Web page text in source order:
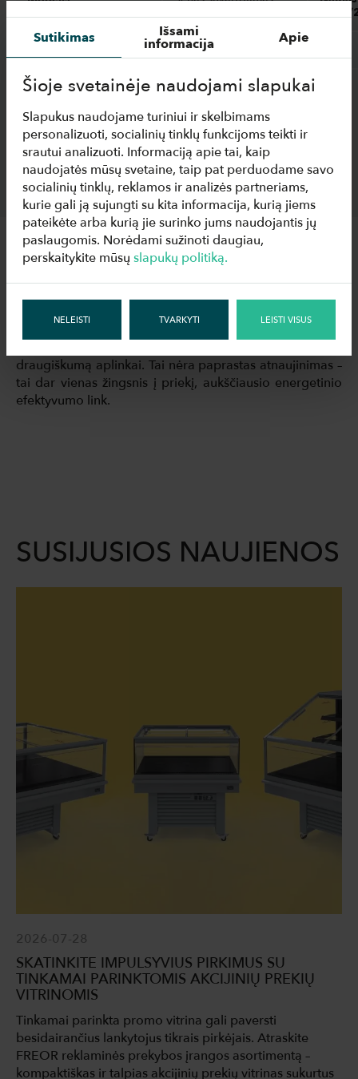
3.6
IDA QB COMPACT GD
2.2
IDA QBsavitarnos vitrina yra naujas standartas
komercinio šaldymo sektoriuje, kur energetinis
sprendime. Šis naujas, patobulintas IDA QB modelis
draugiškumą aplinkai. Tai nėra paprastas atnaujinimas –
tai dar vienas žingsnis į priekį, aukščiausio energetinio
efektyvumo link.
SUSIJUSIOS NAUJIENOS
2026-07-28
SKATINKITE IMPULSYVIUS PIRKIMUS SU
TINKAMAI PARINKTOMIS AKCIJINIŲ PREKIŲ
VITRINOMIS
Tinkamai parinkta promo vitrina gali paversti
besidairančius lankytojus tikrais pirkėjais. Atraskite
FREOR reklaminės prekybos įrangos asortimentą –
kompaktiškas ir talpias akcijinių prekių vitrinas sukurtus
Sutikimas Išsami
informacija Apie
Šioje svetainėje naudojami slapukai
Slapukus naudojame turiniui ir skelbimams
personalizuoti, socialinių tinklų funkcijoms teikti ir
srautui analizuoti. Informaciją apie tai, kaip
naudojatės mūsų svetaine, taip pat perduodame savo
socialinių tinklų, reklamos ir analizės partneriams,
kurie gali ją sujungti su kita informacija, kurią jiems
pateikėte arba kurią jie surinko jums naudojantis jų
paslaugomis. Norėdami sužinoti daugiau,
perskaitykite mūsų slapukų politiką.
NELEISTI TVARKYTI LEISTI VISUS